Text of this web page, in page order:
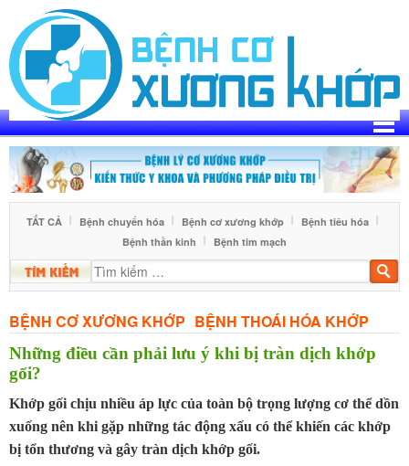
content
TẤT CẢ Bệnh chuyển hóa Bệnh cơ xương khớp
Bệnh tiêu hóa
Bệnh thần kinh
Bệnh tim mạch
Tìm
BỆNH CƠ XƯƠNG KHỚP BỆNH THOÁI HÓA KHỚP
Những điều cần phải lưu ý khi bị tràn dịch khớp
gối?
Khớp gối chịu nhiều áp lực của toàn bộ trọng lượng cơ thể dồn
xuống nên khi gặp những tác động xấu có thể khiến các khớp
bị tổn thương và gây tràn dịch khớp gối.